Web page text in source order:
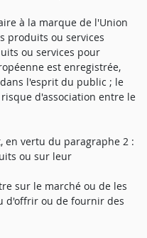
à la marque de l'Union
produits ou services
ou services pour
est enregistrée,
l'esprit du public ; le
d'association entre le
vertu du paragraphe 2 :
ou sur leur
sur le marché ou de les
d'offrir ou de fournir des